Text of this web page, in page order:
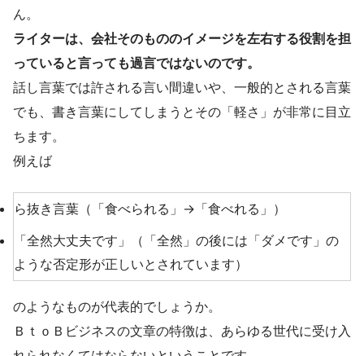
ん。
ライターは、会社そのもののイメージを左右する役割を担
っていると言っても過言ではないのです。
話し言葉では許される言い間違いや、一般的とされる言葉
でも、書き言葉にしてしまうとその「軽さ」が非常に目立
ちます。
例えば
ら抜き言葉（「食べられる」→「食べれる」）
「全然大丈夫です」（「全然」の後には「ダメです」の
ような否定形が正しいとされています）
のようなものが代表的でしょうか。
ＢｔｏＢビジネスの文章の特徴は、あらゆる世代に受け入